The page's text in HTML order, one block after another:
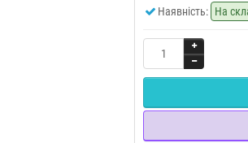
Наявність: На